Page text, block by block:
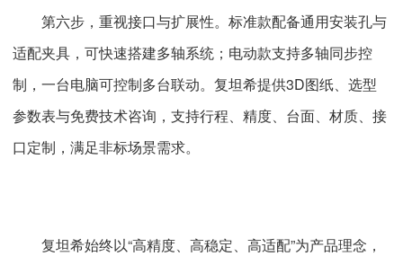
第六步，重视接口与扩展性。标准款配备通用安装孔与
适配夹具，可快速搭建多轴系统；电动款支持多轴同步控
制，一台电脑可控制多台联动。复坦希提供3D图纸、选型
参数表与免费技术咨询，支持行程、精度、台面、材质、接
口定制，满足非标场景需求。
复坦希始终以“高精度、高稳定、高适配”为产品理念，